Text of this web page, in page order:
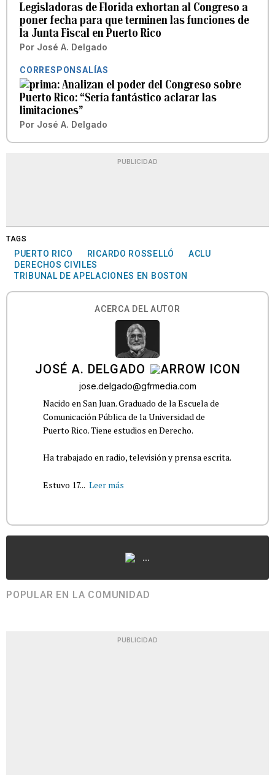
Legisladoras de Florida exhortan al Congreso a
poner fecha para que terminen las funciones de
la Junta Fiscal en Puerto Rico
Por José A. Delgado
CORRESPONSALÍAS
Analizan el poder del Congreso sobre
Puerto Rico: “Sería fantástico aclarar las
limitaciones”
Por José A. Delgado
PUBLICIDAD
TAGS
PUERTO RICO RICARDO ROSSELLÓ
ACLU
DERECHOS CIVILES
TRIBUNAL DE APELACIONES EN BOSTON
ACERCA DEL AUTOR
JOSÉ A. DELGADO
jose.delgado@gfrmedia.com
Nacido en San Juan. Graduado de la Escuela de
Comunicación Pública de la Universidad de
Puerto Rico. Tiene estudios en Derecho.
Ha trabajado en radio, televisión y prensa escrita.
Estuvo 17... Leer más
...
POPULAR EN LA COMUNIDAD
PUBLICIDAD